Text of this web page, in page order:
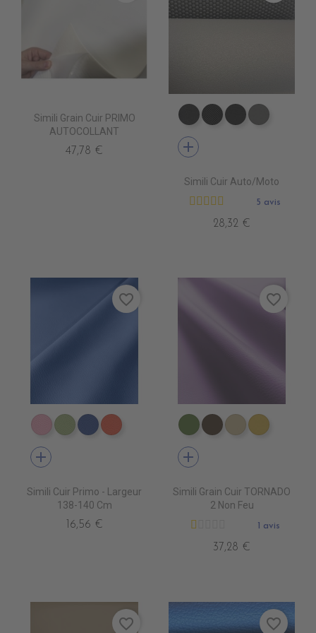
Simili Grain Cuir PRIMO
AUTOCOLLANT
47,78 €
EA0100 NEXUS NOIR
EA0030 ICONE
EA0040EA0120
add
Simili Cuir Auto/Moto
5 avis
28,32 €
EN6006 ROSEepuisement
EN6016 PRAIRIEépuisem
EN6017 BLEU AZUR
EN6018 MANDARINE
add
Simili Cuir Primo - Largeur
138-140 Cm
16,56 €
favorite_border
EN3340 ALGREEN
EN3310 GOVA
EN3390 CLAY
EN3430
add
Simili Grain Cuir TORNADO
2 Non Feu
1 avis
37,28 €
favorite_border
favorite_border favorite_border